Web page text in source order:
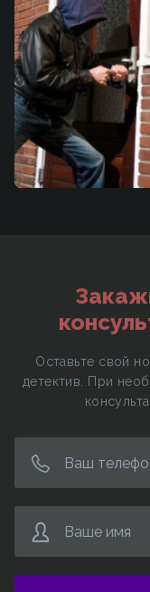
Оставьте свой
детектив. При
Ваш
Ваше имя